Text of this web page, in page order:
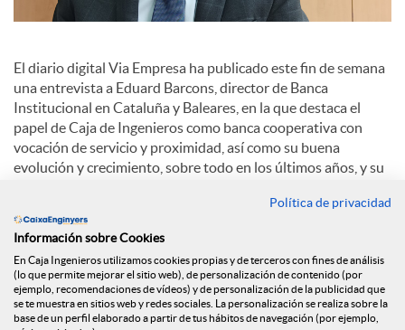
El diario digital Via Empresa ha publicado este fin de semana
una entrevista a Eduard Barcons, director de Banca
Institucional en Cataluña y Baleares, en la que destaca el
papel de Caja de Ingenieros como banca cooperativa con
vocación de servicio y proximidad, así como su buena
evolución y crecimiento, sobre todo en los últimos años, y su
Sobre el auge de las finanzas sostenibles, Eduard Barcons
comenta: “La integración de factores ambientales o sociales
puede provocar que la rentabilidad puede ser igual o
superior. Cada vez más la gente percibe que, además de la
rentabilidad económica, hay otros factores cómo la
Política de privacidad
Información sobre Cookies
En Caja Ingenieros utilizamos cookies propias y de terceros con fines de análisis
(lo que permite mejorar el sitio web), de personalización de contenido (por
ejemplo, recomendaciones de vídeos) y de personalización de la publicidad que
se te muestra en sitios web y redes sociales. La personalización se realiza sobre la
base de un perfil elaborado a partir de tus hábitos de navegación (por ejemplo,